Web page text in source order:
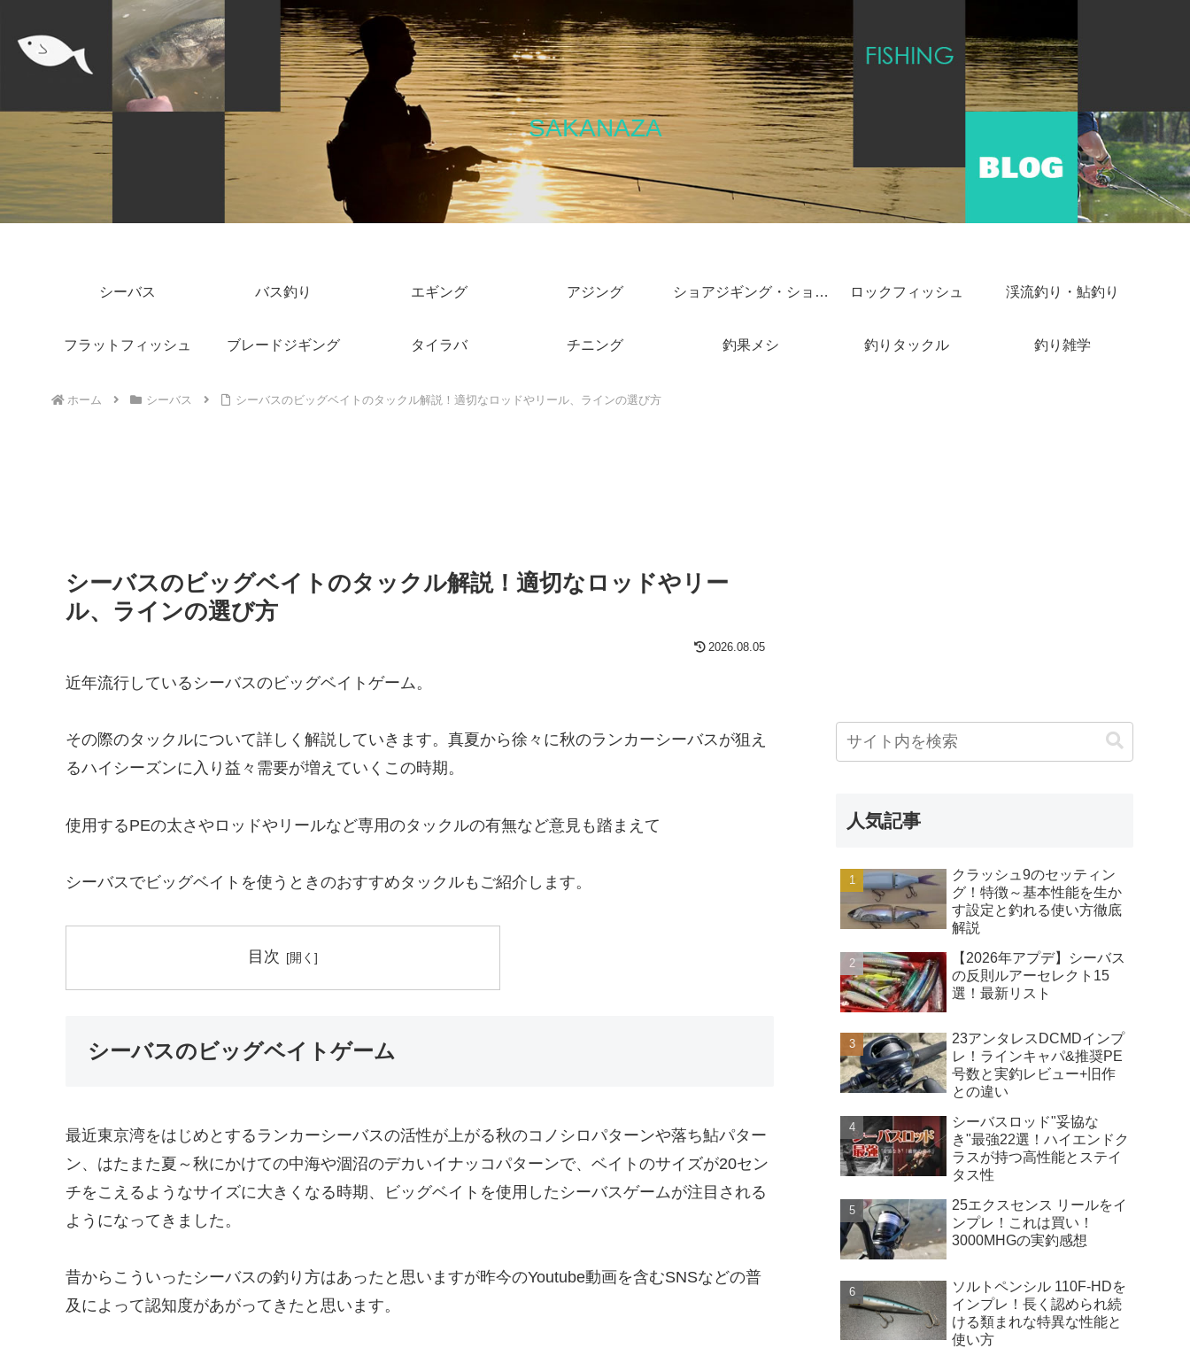
SAKANAZA
シーバス バス釣り エギング アジング ショアジギング・ショアキャスティング ロックフィッシュ 渓流釣り・鮎釣り
フラットフィッシュ ブレードジギング タイラバ チニング 釣果メシ 釣りタックル 釣り雑学
ホーム シーバス シーバスのビッグベイトのタックル解説！適切なロッドやリール、ラインの選び方
シーバスのビッグベイトのタックル解説！適切なロッドやリー
ル、ラインの選び方
2026.08.05
近年流行しているシーバスのビッグベイトゲーム。
その際のタックルについて詳しく解説していきます。真夏から徐々に秋のランカーシーバスが狙え
るハイシーズンに入り益々需要が増えていくこの時期。
使用するPEの太さやロッドやリールなど専用のタックルの有無など意見も踏まえて
シーバスでビッグベイトを使うときのおすすめタックルもご紹介します。
目次
シーバスのビッグベイトゲーム
最近東京湾をはじめとするランカーシーバスの活性が上がる秋のコノシロパターンや落ち鮎パター
ン、はたまた夏～秋にかけての中海や涸沼のデカいイナッコパターンで、ベイトのサイズが20セン
チをこえるようなサイズに大きくなる時期、ビッグベイトを使用したシーバスゲームが注目される
ようになってきました。
昔からこういったシーバスの釣り方はあったと思いますが昨今のYoutube動画を含むSNSなどの普
及によって認知度があがってきたと思います。
人気記事
クラッシュ9のセッティン
グ！特徴～基本性能を生か
す設定と釣れる使い方徹底
解説
【2026年アプデ】シーバス
の反則ルアーセレクト15
選！最新リスト
23アンタレスDCMDインプ
レ！ラインキャパ&推奨PE
号数と実釣レビュー+旧作
との違い
シーバスロッド"妥協な
き"最強22選！ハイエンドク
ラスが持つ高性能とステイ
タス性
25エクスセンス リールをイ
ンプレ！これは買い！
3000MHGの実釣感想
ソルトペンシル 110F-HDを
インプレ！長く認められ続
ける類まれな特異な性能と
使い方